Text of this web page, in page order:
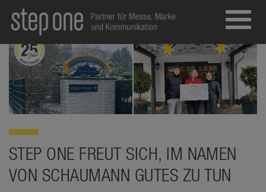
STEP ONE FREUT SICH, IM NAMEN
VON SCHAUMANN GUTES ZU TUN